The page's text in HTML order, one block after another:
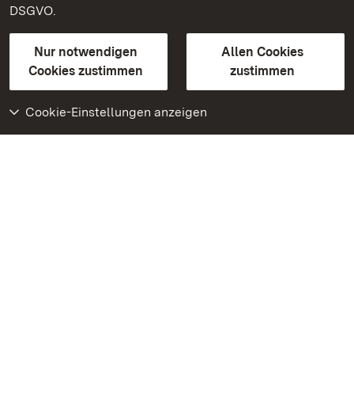
DSGVO.
Nur notwendigen
Cookies zustimmen
Allen Cookies
zustimmen
Cookie-Einstellungen anzeigen
Kontakt
GebärdenspracheLeichte Sprache
Erklärung zur Barrierefreiheit
BITV-konform (geprüfte Seiten)
Weiteres